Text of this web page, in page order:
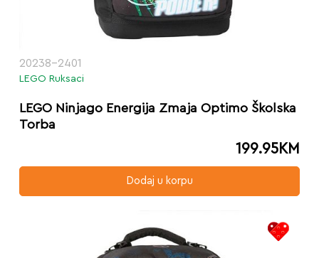
20238-2401
LEGO Ruksaci
LEGO Ninjago Energija Zmaja Optimo Školska
Torba
199.95KM
Dodaj u korpu